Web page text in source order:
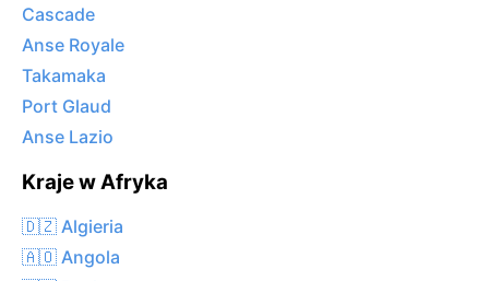
Cascade
Anse Royale
Takamaka
Port Glaud
Anse Lazio
Kraje w Afryka
🇩🇿 Algieria
🇦🇴 Angola